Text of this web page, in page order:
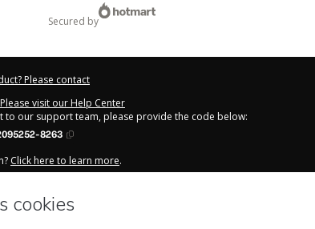
secured by
Please contact
visit our Help Center
to our support team, please provide the code below:
8263
Click here to learn more.
I (i) understand that Hotmart is processing this order on behalf of
has no responsibility for the content and/or control over it; (ii) agree to
Policyandother company policies